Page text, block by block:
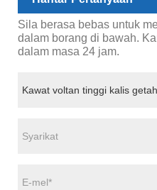
Sila berasa bebas untuk
dalam borang di bawah.
dalam masa 24 jam.